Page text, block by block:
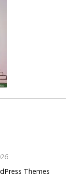
Themes